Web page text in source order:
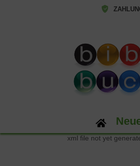
xml file not yet